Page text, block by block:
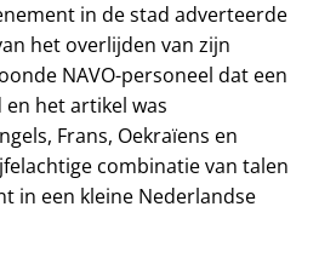
in de stad adverteerde
het overlijden van zijn
NAVO-personeel dat een
en het artikel was
Frans, Oekraïens en
combinatie van talen
in een kleine Nederlandse